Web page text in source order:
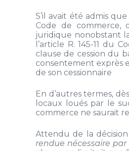
S’il avait été admis
Code de commerce,
juridique nonobstant la
l’article R. 145-11 du
clause de cession du
consentement exprès
de son cessionnaire
En d’autres termes,
locaux loués par le
commerce ne saurait
Attendu de la
rendue nécessaire